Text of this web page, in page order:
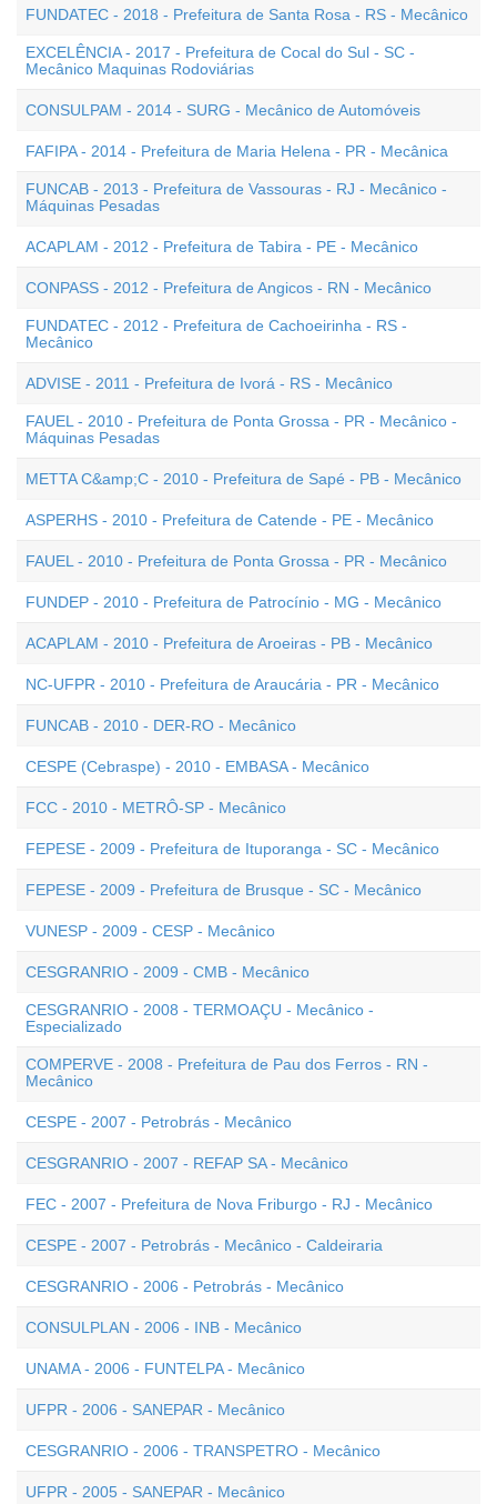
FUNDATEC - 2018 - Prefeitura de Santa Rosa - RS - Mecânico
EXCELÊNCIA - 2017 - Prefeitura de Cocal do Sul - SC -
Mecânico Maquinas Rodoviárias
CONSULPAM - 2014 - SURG - Mecânico de Automóveis
FAFIPA - 2014 - Prefeitura de Maria Helena - PR - Mecânica
FUNCAB - 2013 - Prefeitura de Vassouras - RJ - Mecânico -
Máquinas Pesadas
ACAPLAM - 2012 - Prefeitura de Tabira - PE - Mecânico
CONPASS - 2012 - Prefeitura de Angicos - RN - Mecânico
FUNDATEC - 2012 - Prefeitura de Cachoeirinha - RS -
Mecânico
ADVISE - 2011 - Prefeitura de Ivorá - RS - Mecânico
FAUEL - 2010 - Prefeitura de Ponta Grossa - PR - Mecânico -
Máquinas Pesadas
METTA C&amp;C - 2010 - Prefeitura de Sapé - PB - Mecânico
ASPERHS - 2010 - Prefeitura de Catende - PE - Mecânico
FAUEL - 2010 - Prefeitura de Ponta Grossa - PR - Mecânico
FUNDEP - 2010 - Prefeitura de Patrocínio - MG - Mecânico
ACAPLAM - 2010 - Prefeitura de Aroeiras - PB - Mecânico
NC-UFPR - 2010 - Prefeitura de Araucária - PR - Mecânico
FUNCAB - 2010 - DER-RO - Mecânico
CESPE (Cebraspe) - 2010 - EMBASA - Mecânico
FCC - 2010 - METRÔ-SP - Mecânico
FEPESE - 2009 - Prefeitura de Ituporanga - SC - Mecânico
FEPESE - 2009 - Prefeitura de Brusque - SC - Mecânico
VUNESP - 2009 - CESP - Mecânico
CESGRANRIO - 2009 - CMB - Mecânico
CESGRANRIO - 2008 - TERMOAÇU - Mecânico -
Especializado
COMPERVE - 2008 - Prefeitura de Pau dos Ferros - RN -
Mecânico
CESPE - 2007 - Petrobrás - Mecânico
CESGRANRIO - 2007 - REFAP SA - Mecânico
FEC - 2007 - Prefeitura de Nova Friburgo - RJ - Mecânico
CESPE - 2007 - Petrobrás - Mecânico - Caldeiraria
CESGRANRIO - 2006 - Petrobrás - Mecânico
CONSULPLAN - 2006 - INB - Mecânico
UNAMA - 2006 - FUNTELPA - Mecânico
UFPR - 2006 - SANEPAR - Mecânico
CESGRANRIO - 2006 - TRANSPETRO - Mecânico
UFPR - 2005 - SANEPAR - Mecânico